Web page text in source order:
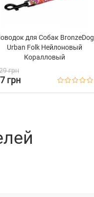
для Собак BronzeDog
Urban Folk Нейлоновый
Коралловый
грн
грн